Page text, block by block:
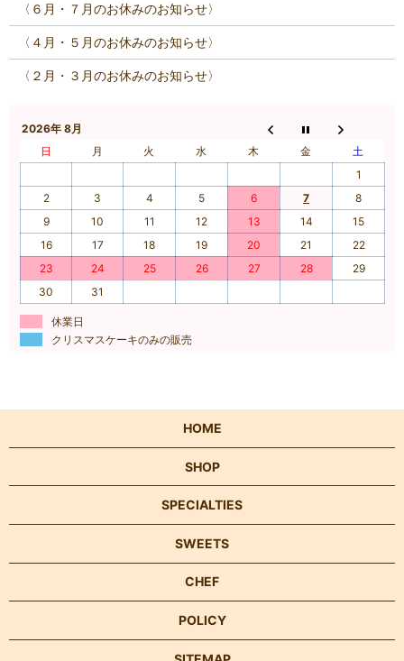
〈６月・７月のお休みのお知らせ〉
〈４月・５月のお休みのお知らせ〉
〈２月・３月のお休みのお知らせ〉
2026年 8月
日
月 火 水 木 金
土
1
2
3 4 5 6 7
8
9
10 11 12 13 14
15
16
17 18 19 20 21
22
23
24 25 26 27 28
29
30
31
休業日
クリスマスケーキのみの販売
HOME
SHOP
SPECIALTIES
SWEETS
CHEF
POLICY